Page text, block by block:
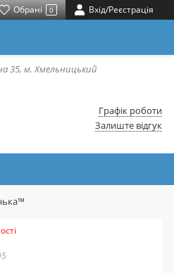
Обрані 0 Вхід/Реєстрація
35, м. Хмельницький
Графік роботи
Залиште відгук